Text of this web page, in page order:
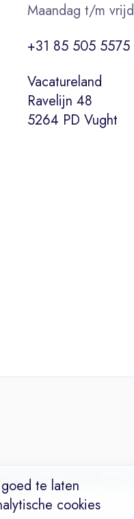
Maandag t/m
+31 85 505 5575
Vacatureland
Ravelijn 48
5264 PD Vught
Over Ons
te laten
cookies